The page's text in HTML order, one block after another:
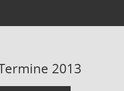
2013